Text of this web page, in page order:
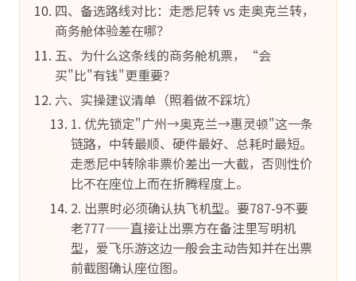
四、备选路线对比：走悉尼转 vs 走奥克兰转，
商务舱体验差在哪？
五、为什么这条线的商务舱机票，“会
买"比"有钱"更重要？
六、实操建议清单（照着做不踩坑）
1. 优先锁定"广州→奥克兰→惠灵顿"这一条
链路，中转最顺、硬件最好、总耗时最短。
走悉尼中转除非票价差出一大截，否则性价
比不在座位上而在折腾程度上。
2. 出票时必须确认执飞机型。要787-9不要
老777——直接让出票方在备注里写明机
型，爱飞乐游这边一般会主动告知并在出票
前截图确认座位图。